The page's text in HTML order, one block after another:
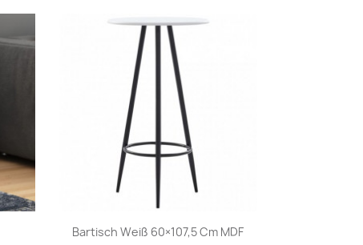
Bartisch Weiß 60×107,5 Cm MDF
Vorschau